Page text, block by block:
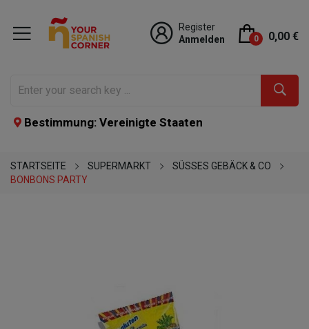
Register
Anmelden
0 0,00 €
Bestimmung: Vereinigte Staaten
STARTSEITE SUPERMARKT
SÜSSES GEBÄCK & CO
BONBONS PARTY